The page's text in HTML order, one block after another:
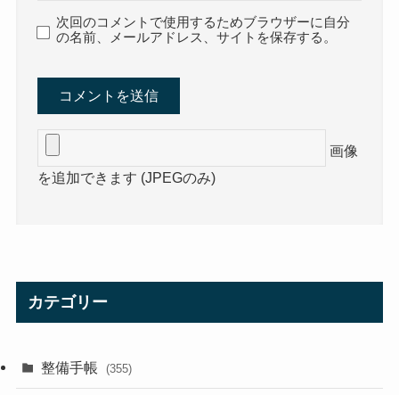
次回のコメントで使用するためブラウザーに自分
の名前、メールアドレス、サイトを保存する。
画像
を追加できます (JPEGのみ)
カテゴリー
整備手帳 (355)